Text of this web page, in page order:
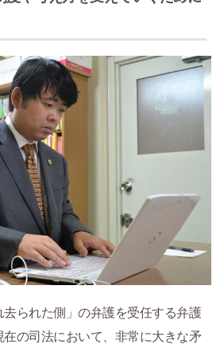
られた側」の弁護を受任する弁護
の司法において、非常に大きな矛